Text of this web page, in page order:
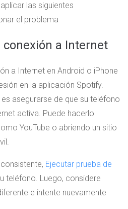
las siguientes
el problema
a Internet
a Internet en Android o iPhone
en la aplicación Spotify.
asegurarse de que su teléfono
activa. Puede hacerlo
YouTube o abriendo un sitio
Ejecutar prueba de
teléfono. Luego, considere
e intente nuevamente